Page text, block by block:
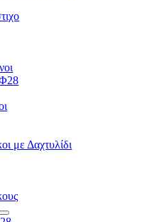
με Δαχτυλίδι